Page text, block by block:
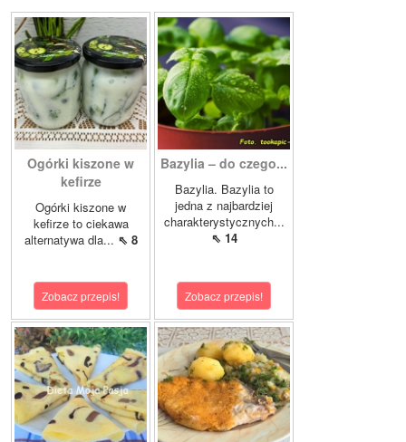
Ogórki kiszone w
kefirze
Ogórki kiszone w
kefirze to ciekawa
alternatywa dla... ⇖ 8
Zobacz przepis!
Bazylia – do czego...
Bazylia. Bazylia to
jedna z najbardziej
charakterystycznych...
⇖ 14
Zobacz przepis!